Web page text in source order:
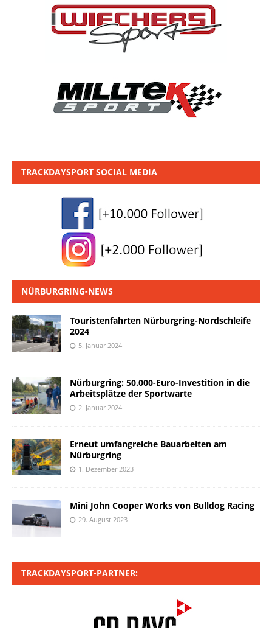
TRACKDAYSPORT SOCIAL MEDIA
NÜRBURGRING-NEWS
Touristenfahrten Nürburgring-Nordschleife
2024
5. Januar 2024
Nürburgring: 50.000-Euro-Investition in die
Arbeitsplätze der Sportwarte
2. Januar 2024
Erneut umfangreiche Bauarbeiten am
Nürburgring
1. Dezember 2023
Mini John Cooper Works von Bulldog Racing
29. August 2023
TRACKDAYSPORT-PARTNER: